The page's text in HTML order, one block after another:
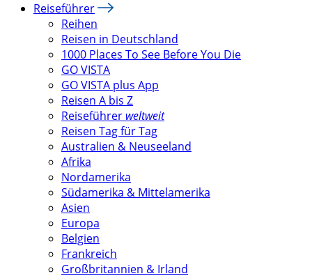
Reiseführer
Reihen
Reisen in Deutschland
1000 Places To See Before You Die
GO VISTA
GO VISTA plus App
Reisen A bis Z
Reiseführer weltweit
Reisen Tag für Tag
Australien & Neuseeland
Afrika
Nordamerika
Südamerika & Mittelamerika
Asien
Europa
Belgien
Frankreich
Großbritannien & Irland